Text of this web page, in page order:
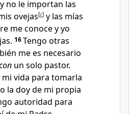
y no le importan las
ovejas[c] y las mías
me conoce y yo
. 16Tengo otras
me es necesario
un solo pastor.
vida para tomarla
la doy de mi propia
autoridad para